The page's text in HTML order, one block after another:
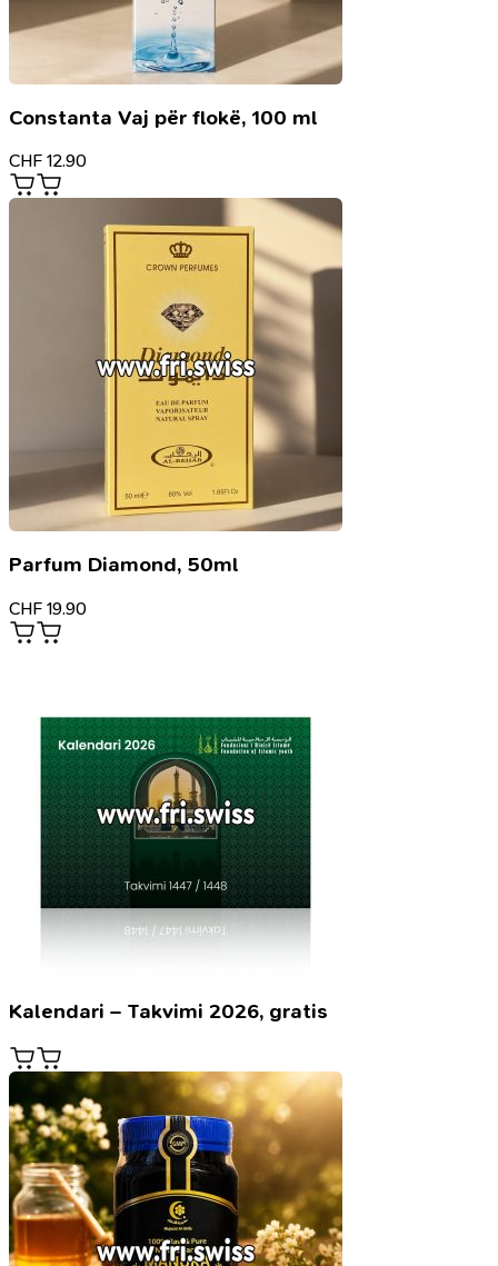
Constanta Vaj për flokë, 100 ml
CHF 12.90
Parfum Diamond, 50ml
CHF 19.90
Kalendari – Takvimi 2026, gratis